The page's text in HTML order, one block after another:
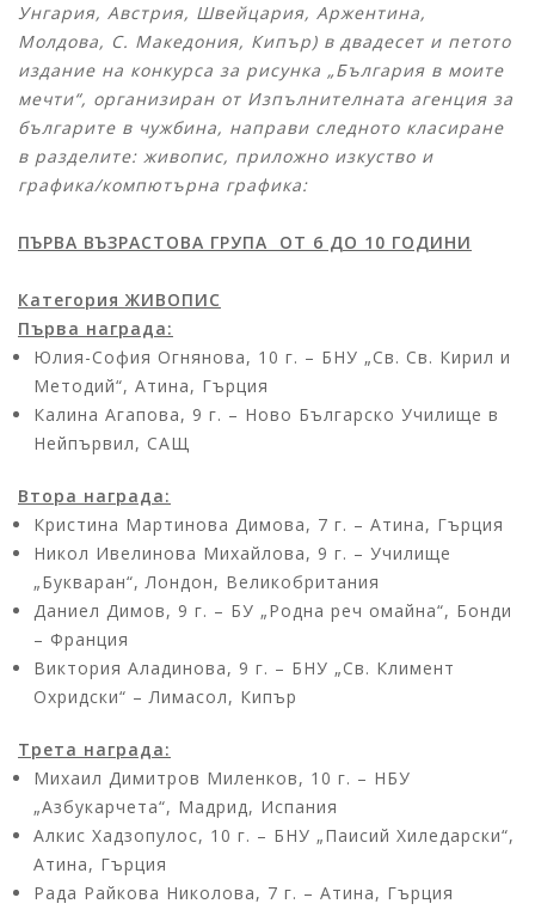
Унгария, Австрия, Швейцария, Аржентина,
Молдова, С. Македония, Кипър) в двадесет и петото
издание на конкурса за рисунка „България в моите
мечти“, организиран от Изпълнителната агенция за
българите в чужбина, направи следното класиране
в разделите: живопис, приложно изкуство и
графика/компютърна графика:
ПЪРВА ВЪЗРАСТОВА ГРУПА ОТ 6 ДО 10 ГОДИНИ
Категория ЖИВОПИС
Първа награда:
Юлия-София Огнянова, 10 г. – БНУ „Св. Св. Кирил и
Методий“, Атина, Гърция
Калина Агапова, 9 г. – Ново Българско Училище в
Нейпървил, САЩ
Втора награда:
Кристина Мартинова Димова, 7 г. – Атина, Гърция
Никол Ивелинова Михайлова, 9 г. – Училище
„Букваран“, Лондон, Великобритания
Даниел Димов, 9 г. – БУ „Родна реч омайна“, Бонди
– Франция
Виктория Аладинова, 9 г. – БНУ „Св. Климент
Охридски“ – Лимасол, Кипър
Трета награда:
Михаил Димитров Миленков, 10 г. – НБУ
„Азбукарчета“, Мадрид, Испания
Алкис Хадзопулос, 10 г. – БНУ „Паисий Хиледарски“,
Атина, Гърция
Рада Райкова Николова, 7 г. – Атина, Гърция